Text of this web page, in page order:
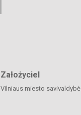
Założyciel
Vilniaus miesto savivaldybė